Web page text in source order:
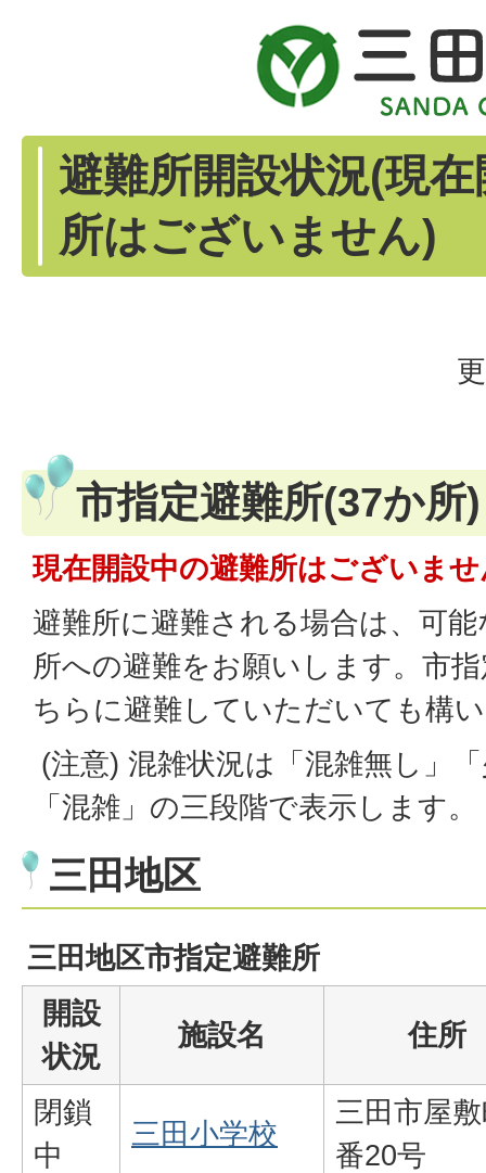
避難所開設状況(現
所はございません)
市指定避難所(37か所)
現在開設中の避難所はございま
避難所に避難される場合は、可
所への避難をお願いします。市
ちらに避難していただいても構
(注意) 混雑状況は「混雑無し」
「混雑」の三段階で表示します。
三田地区
三田地区市指定避難所
開設
状況
施設名 住所
閉鎖
中
三田小学校
三田市屋
番20号